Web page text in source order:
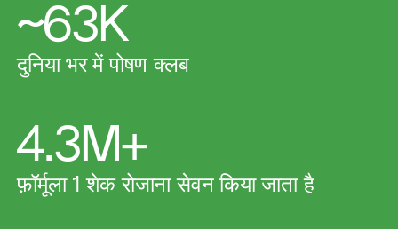
~63K
​दुनिया भर में पोषण क्लब
4.3M+
फ़ॉर्मूला 1 शेक रोजाना सेवन किया जाता है